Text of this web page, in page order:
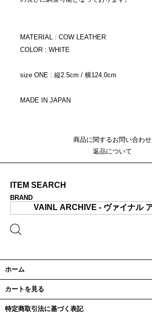
MATERIAL : COW LEATHER
COLOR : WHITE
size ONE : 縦2.5cm / 横124.0cm
MADE IN JAPAN
商品に関するお問い合わせ
返品について
ITEM SEARCH
BRAND
ホーム
カートを見る
特定商取引法に基づく表記